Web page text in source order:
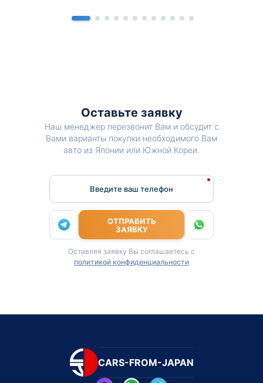
Оставьте заявку
Наш менеджер перезвонит Вам и обсудит с
Вами варианты покупки необходимого Вам
авто из Японии или Южной Кореи.
Введите ваш телефон
ОТПРАВИТЬ
ЗАЯВКУ
Оставляя заявку Вы соглашаетесь с
политикой конфиденциальности
CARS-FROM-JAPAN